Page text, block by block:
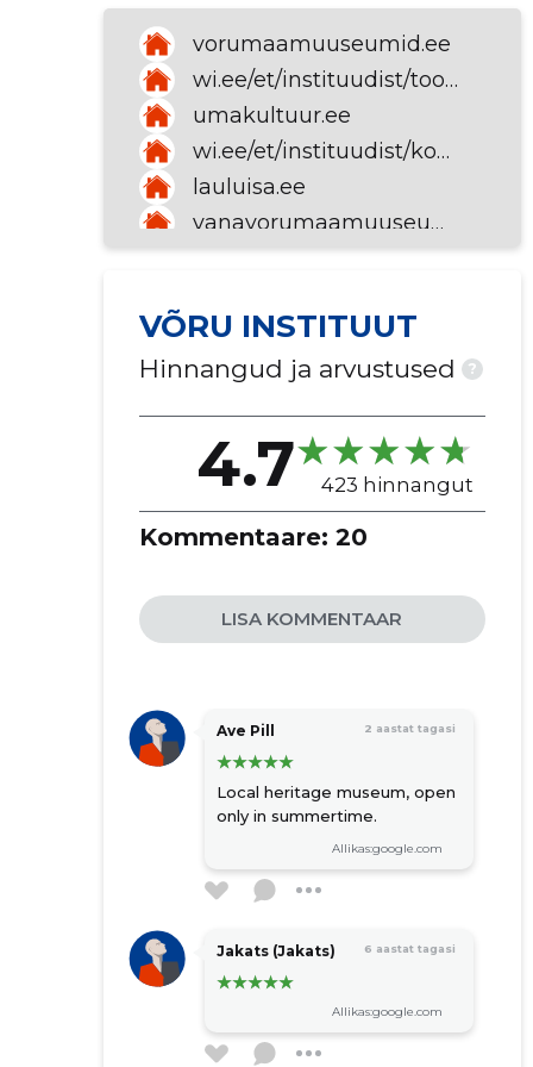
AvatudSuletakse kell 17
riik ja ühiskond
teadusasutused
turism ja puhkus
sotsiaalteaduse arendustegevused
vorumaamuuseumid.ee
wi.ee/et/instituudist/tootajad
umakultuur.ee
wi.ee/et/instituudist/kontakt
lauluisa.ee
vanavorumaamuuseumid.ee
karilatsimuuseum.ee
helu00fcait.ee
vorumuuseum.ee
wi.ee
umapuut.ee
VÕRU INSTITUUT
Hinnangud ja arvustused ?
4.7 423 hinnangut
Kommentaare: 20
LISA KOMMENTAAR
Ave Pill 2 aastat tagasi
Local heritage museum, open
only in summertime.
Allikas:google.com
Jakats (Jakats) 6 aastat tagasi
Allikas:google.com